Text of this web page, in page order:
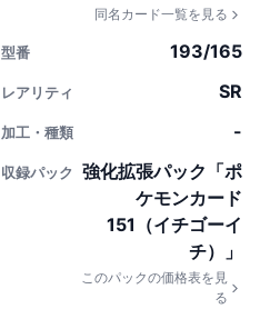
同名カード一覧を見る
型番 193/165
レアリティ SR
加工・種類 -
収録パック
強化拡張パック「ポ
ケモンカード
151（イチゴーイ
チ）」
このパックの価格表を見
る